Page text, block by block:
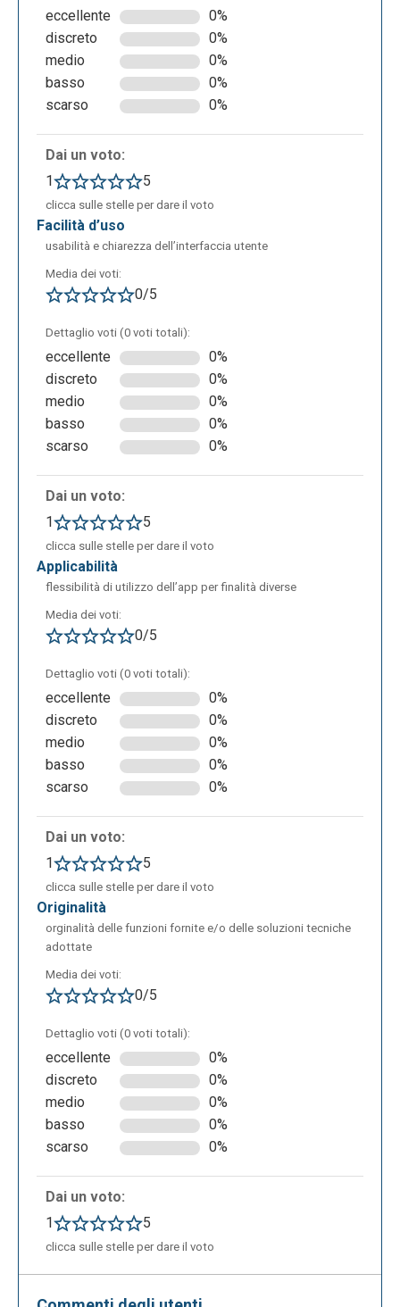
eccellente
0%
discreto
0%
medio
0%
basso
0%
scarso
0%
Dai un voto:
1
5
clicca sulle stelle per dare il voto
facilità d’uso
usabilità e chiarezza dell’interfaccia utente
Media dei voti:
0/5
Dettaglio voti (0 voti totali):
eccellente
0%
discreto
0%
medio
0%
basso
0%
scarso
0%
Dai un voto:
1
5
clicca sulle stelle per dare il voto
applicabilità
flessibilità di utilizzo dell’app per finalità diverse
Media dei voti:
0/5
Dettaglio voti (0 voti totali):
eccellente
0%
discreto
0%
medio
0%
basso
0%
scarso
0%
Dai un voto:
1
5
clicca sulle stelle per dare il voto
originalità
orginalità delle funzioni fornite e/o delle soluzioni tecniche
adottate
Media dei voti:
0/5
Dettaglio voti (0 voti totali):
eccellente
0%
discreto
0%
medio
0%
basso
0%
scarso
0%
Dai un voto:
1
5
clicca sulle stelle per dare il voto